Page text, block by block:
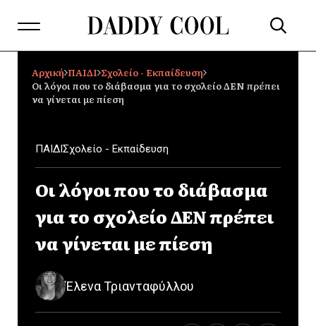
Αρχική ΠΑΙΔΙ Σχολείο - Εκπαίδευση
Οι λόγοι που το διάβασμα για το σχολείο ΔΕΝ πρέπει
να γίνεται με πίεση
ΠΑΙΔΙΣχολείο - Εκπαίδευση
Οι λόγοι που το διάβασμα
για το σχολείο ΔΕΝ πρέπει
να γίνεται με πίεση
Έλενα Τριανταφύλλου